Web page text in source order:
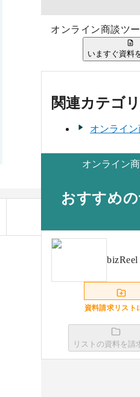
オンライン商談ツ
いますぐ資料
関連カテゴリ
オンライ
オンライン
おすすめ
bizReel
資料請求リスト
リストの資料を請